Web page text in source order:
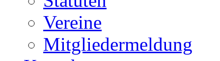
Vereine
Mitgliedermeldung